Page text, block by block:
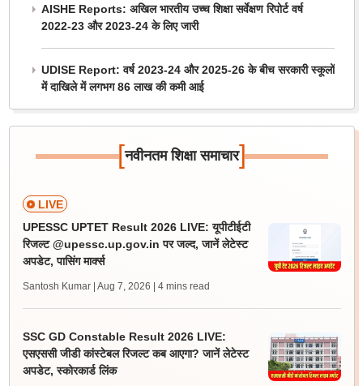
AISHE Reports: अखिल भारतीय उच्च शिक्षा सर्वेक्षण रिपोर्ट वर्ष
2022-23 और 2023-24 के लिए जारी
UDISE Report: वर्ष 2023-24 और 2025-26 के बीच सरकारी स्कूलों
में दाखिले में लगभग 86 लाख की कमी आई
[नवीनतम शिक्षा समाचार]
LIVE
UPESSC UPTET Result 2026 LIVE: यूपीटीईटी
रिजल्ट @upessc.up.gov.in पर जल्द, जानें लेटेस्ट
अपडेट, पासिंग मार्क्स
Santosh Kumar | Aug 7, 2026 | 4 mins read
SSC GD Constable Result 2026 LIVE:
एसएससी जीडी कांस्टेबल रिजल्ट कब आएगा? जानें लेटेस्ट
अपडेट, स्कोरकार्ड लिंक